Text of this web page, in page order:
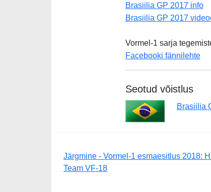
Brasiilia GP 2017 info
Brasiilia GP 2017
Vormel-1 sarja
Facebooki fännilehte
Seotud võistlus
Brasiilia
Järgmine - Vormel-1 esmaesitlus 2018:
Team VF-18